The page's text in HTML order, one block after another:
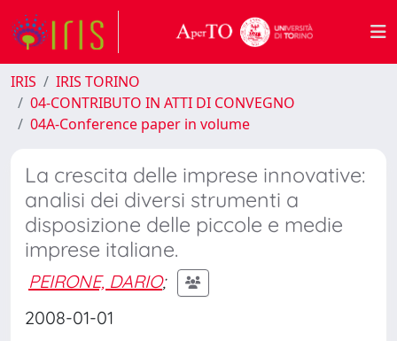
IRIS
IRIS TORINO
04-CONTRIBUTO IN ATTI DI CONVEGNO
04A-Conference paper in volume
La crescita delle imprese innovative:
analisi dei diversi strumenti a
disposizione delle piccole e medie
imprese italiane.
PEIRONE, DARIO;
2008-01-01